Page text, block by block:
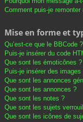
Comment puis-je
Mise en forme et
Qu’est-ce que le BBCode ?
Puis-je insérer du code
Que sont les émoticônes ?
Puis-je insérer des images
Que sont les annonces
Que sont les annonces ?
Que sont les notes ?
Que sont les sujets
Que sont les icônes de